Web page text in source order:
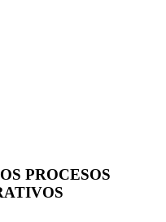
PROCESOS